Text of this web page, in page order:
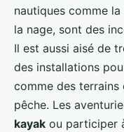
nautiques comme
la nage, sont des
Il est aussi aisé de
des installations
comme des terrains
pêche. Les
kayak ou participer